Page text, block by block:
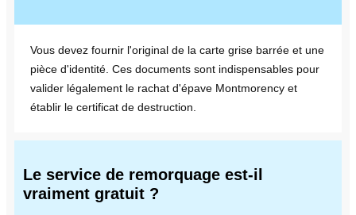
Vous devez fournir l'original de la carte grise barrée et une
pièce d'identité. Ces documents sont indispensables pour
valider légalement le rachat d'épave Montmorency et
établir le certificat de destruction.
Le service de remorquage est-il
vraiment gratuit ?